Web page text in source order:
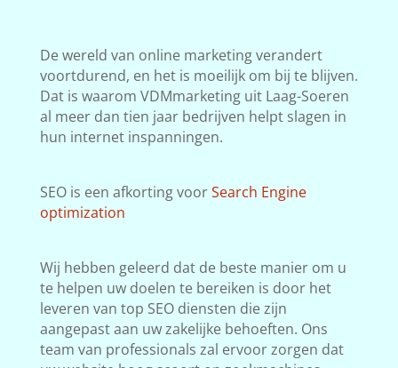
De wereld van online marketing verandert
voortdurend, en het is moeilijk om bij te blijven.
Dat is waarom VDMmarketing uit Laag-Soeren
al meer dan tien jaar bedrijven helpt slagen in
hun internet inspanningen.
SEO is een afkorting voorSearch Engine
optimization
Wij hebben geleerd dat de beste manier om u
te helpen uw doelen te bereiken is door het
leveren van top SEO diensten die zijn
aangepast aan uw zakelijke behoeften. Ons
team van professionals zal ervoor zorgen dat